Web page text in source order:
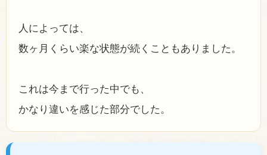
人によっては、
数ヶ月くらい楽な状態が続くこともありました。
これは今まで行った中でも、
かなり違いを感じた部分でした。